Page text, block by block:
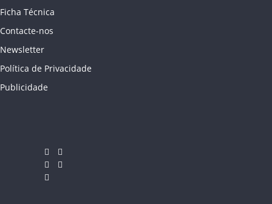
Ficha Técnica
Contacte-nos
Newsletter
Política de Privacidade
Publicidade